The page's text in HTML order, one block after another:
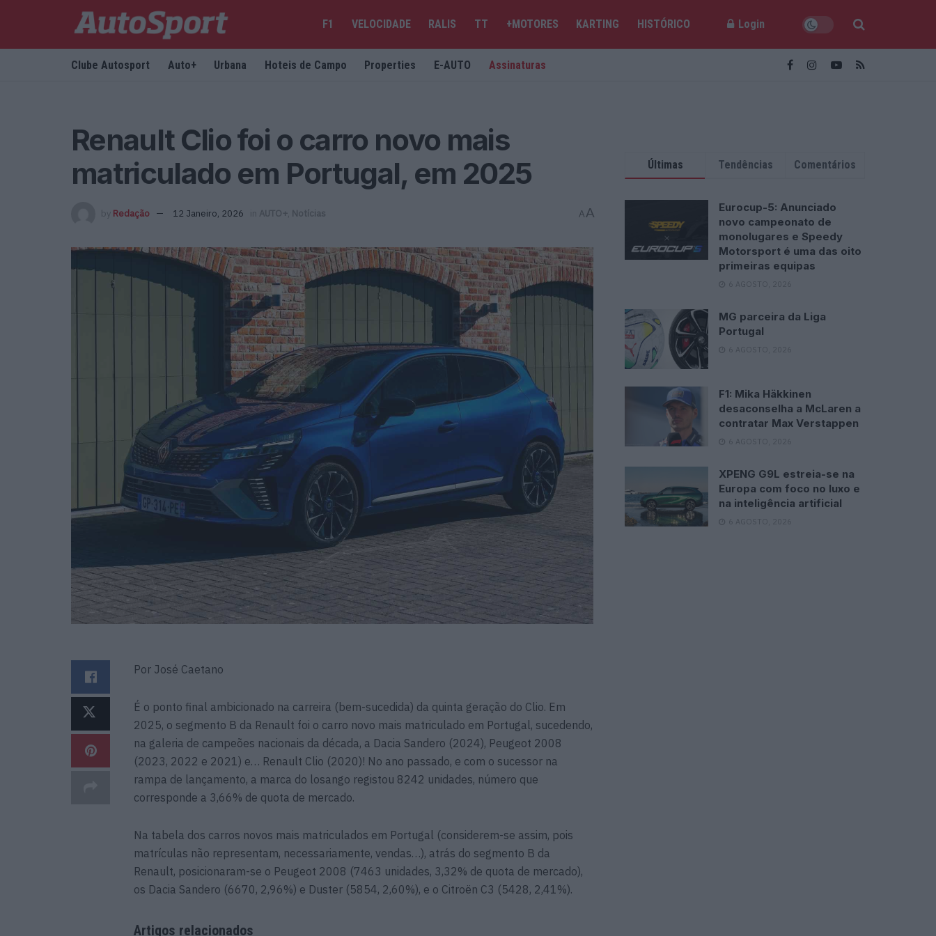
F1 VELOCIDADE RALIS TT +MOTORES KARTING HISTÓRICO Login
Clube Autosport Auto+ Urbana Hoteis de Campo Properties E-AUTO Assinaturas
Renault Clio foi o carro novo mais
matriculado em Portugal, em 2025
by Redação 12 Janeiro, 2026 in AUTO+ Notícias AA
Por José Caetano
É o ponto final ambicionado na carreira (bem-sucedida) da quinta geração do Clio. Em
2025, o segmento B da Renault foi o carro novo mais matriculado em Portugal, sucedendo,
na galeria de campeões nacionais da década, a Dacia Sandero (2024), Peugeot 2008
(2023, 2022 e 2021) e… Renault Clio (2020)! No ano passado, e com o sucessor na
rampa de lançamento, a marca do losango registou 8242 unidades, número que
corresponde a 3,66% de quota de mercado.
Na tabela dos carros novos mais matriculados em Portugal (considerem-se assim, pois
matrículas não representam, necessariamente, vendas…), atrás do segmento B da
Renault, posicionaram-se o Peugeot 2008 (7463 unidades, 3,32% de quota de mercado),
os Dacia Sandero (6670, 2,96%) e Duster (5854, 2,60%), e o Citroën C3 (5428, 2,41%).
Artigos relacionados
Últimas Tendências Comentários
Eurocup-5: Anunciado
novo campeonato de
monolugares e Speedy
Motorsport é uma das oito
primeiras equipas
6 AGOSTO, 2026
MG parceira da Liga
Portugal
6 AGOSTO, 2026
F1: Mika Häkkinen
desaconselha a McLaren a
contratar Max Verstappen
6 AGOSTO, 2026
XPENG G9L estreia-se na
Europa com foco no luxo e
na inteligência artificial
6 AGOSTO, 2026